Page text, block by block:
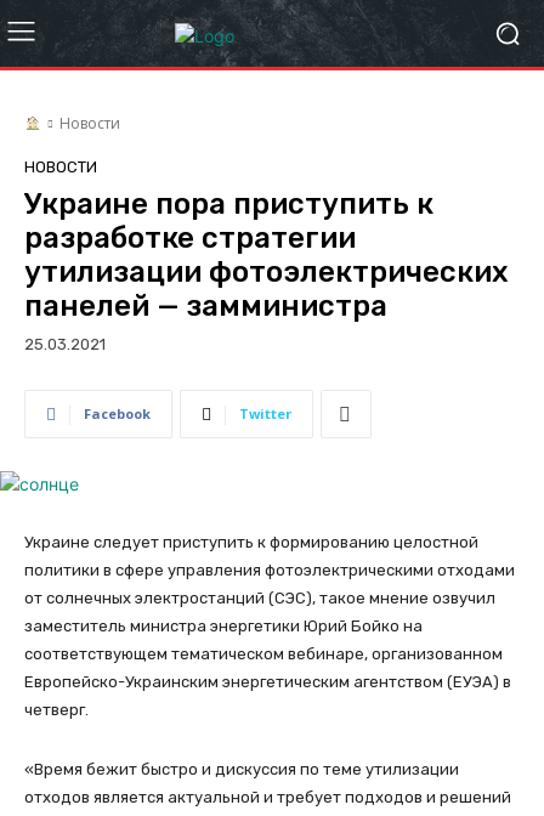
Новости
НОВОСТИ
Украине пора приступить к
разработке стратегии
утилизации фотоэлектрических
панелей — замминистра
25.03.2021
Facebook Twitter
Украине следует приступить к формированию целостной
политики в сфере управления фотоэлектрическими отходами
от солнечных электростанций (СЭС), такое мнение озвучил
заместитель министра энергетики Юрий Бойко на
соответствующем тематическом вебинаре, организованном
Европейско-Украинским энергетическим агентством (ЕУЭА) в
четверг.
«Время бежит быстро и дискуссия по теме утилизации
отходов является актуальной и требует подходов и решений